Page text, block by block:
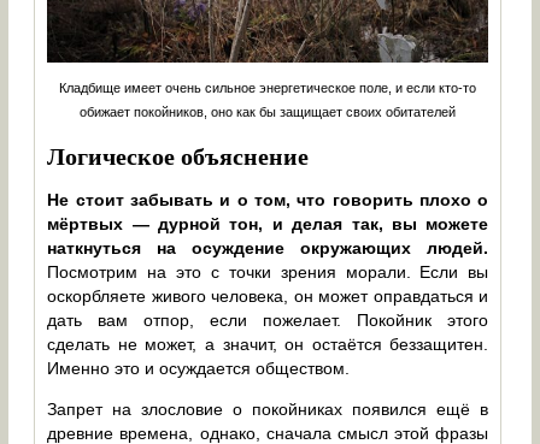
Кладбище имеет очень сильное энергетическое поле, и если кто-то
обижает покойников, оно как бы защищает своих обитателей
Логическое объяснение
Не стоит забывать и о том, что говорить плохо о
мёртвых — дурной тон, и делая так, вы можете
наткнуться на осуждение окружающих людей.
Посмотрим на это с точки зрения морали. Если вы
оскорбляете живого человека, он может оправдаться и
дать вам отпор, если пожелает. Покойник этого
сделать не может, а значит, он остаётся беззащитен.
Именно это и осуждается обществом.
Запрет на злословие о покойниках появился ещё в
древние времена, однако, сначала смысл этой фразы